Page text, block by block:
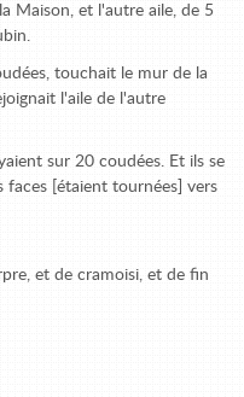
Maison, et l'autre aile, de 5
touchait le mur de la
l'aile de l'autre
sur 20 coudées. Et ils se
faces [étaient tournées] vers
et de cramoisi, et de fin